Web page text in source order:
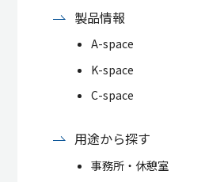
製品情報
A-space
K-space
C-space
用途から探す
事務所・休憩室